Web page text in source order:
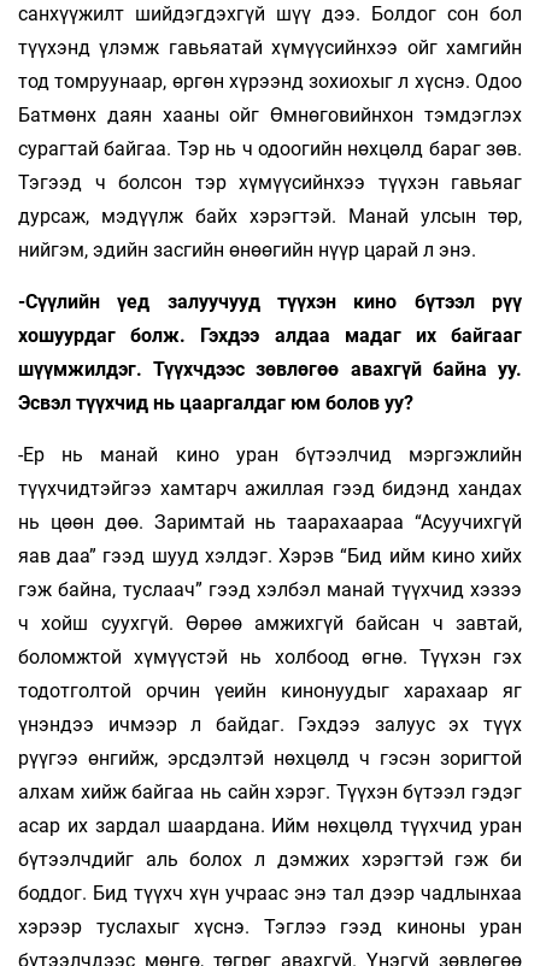
санхүүжилт шийдэгдэхгүй шүү дээ. Болдог сон бол
түүхэнд үлэмж гавьяатай хүмүүсийнхээ ойг хамгийн
тод томруунаар, өргөн хүрээнд зохиохыг л хүснэ. Одоо
Батмөнх даян хааны ойг Өмнөговийнхон тэмдэглэх
сурагтай байгаа. Тэр нь ч одоогийн нөхцөлд бараг зөв.
Тэгээд ч болсон тэр хүмүүсийнхээ түүхэн гавьяаг
дурсаж, мэдүүлж байх хэрэгтэй. Манай улсын төр,
нийгэм, эдийн засгийн өнөөгийн нүүр царай л энэ.
-Сүүлийн үед залуучууд түүхэн кино бүтээл рүү
хошуурдаг болж. Гэхдээ алдаа мадаг их байгааг
шүүмжилдэг. Түүхчдээс зөвлөгөө авахгүй байна уу.
Эсвэл түүхчид нь цааргалдаг юм болов уу?
-Ер нь манай кино уран бүтээлчид мэргэжлийн
түүхчидтэйгээ хамтарч ажиллая гээд бидэнд хандах
нь цөөн дөө. Заримтай нь таарахаараа “Асуучихгүй
яав даа” гээд шууд хэлдэг. Хэрэв “Бид ийм кино хийх
гэж байна, туслаач” гээд хэлбэл манай түүхчид хэзээ
ч хойш суухгүй. Өөрөө амжихгүй байсан ч завтай,
боломжтой хүмүүстэй нь холбоод өгнө. Түүхэн гэх
тодотголтой орчин үеийн кинонуудыг харахаар яг
үнэндээ ичмээр л байдаг. Гэхдээ залуус эх түүх
рүүгээ өнгийж, эрсдэлтэй нөхцөлд ч гэсэн зоригтой
алхам хийж байгаа нь сайн хэрэг. Түүхэн бүтээл гэдэг
асар их зардал шаардана. Ийм нөхцөлд түүхчид уран
бүтээлчдийг аль болох л дэмжих хэрэгтэй гэж би
боддог. Бид түүхч хүн учраас энэ тал дээр чадлынхаа
хэрээр туслахыг хүснэ. Тэглээ гээд киноны уран
бүтээлчдээс мөнгө, төгрөг авахгүй. Үнэгүй зөвлөгөө